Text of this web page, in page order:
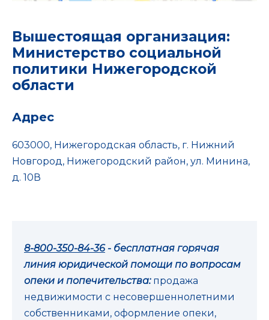
Вышестоящая организация:
Министерство социальной
политики Нижегородской
области
Адрес
603000, Нижегородская область, г. Нижний
Новгород, Нижегородский район, ул. Минина,
д. 10В
8-800-350-84-36- бесплатная горячая
линия юридической помощи по вопросам
опеки и попечительства: продажа
недвижимости с несовершеннолетними
собственниками, оформление опеки,